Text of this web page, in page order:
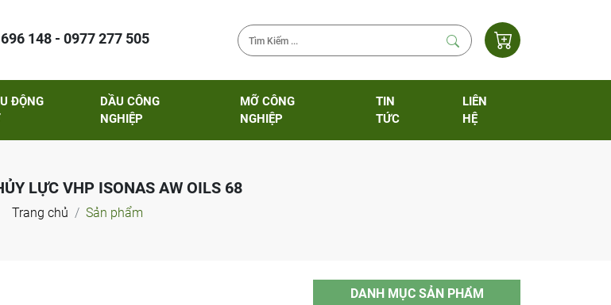
148 - 0977 277 505
ĐỘNG
DẦU CÔNG
NGHIỆP
MỠ CÔNG
NGHIỆP
TIN
TỨC
LIÊN
HỆ
LỰC VHP ISONAS AW OILS 68
Trang chủ Sản phẩm
DANH MỤC SẢN PHẨM